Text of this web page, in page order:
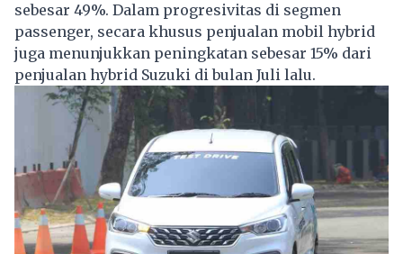
sebesar 49%. Dalam progresivitas di segmen
passenger, secara khusus penjualan mobil hybrid
juga menunjukkan peningkatan sebesar 15% dari
penjualan hybrid Suzuki di bulan Juli lalu.